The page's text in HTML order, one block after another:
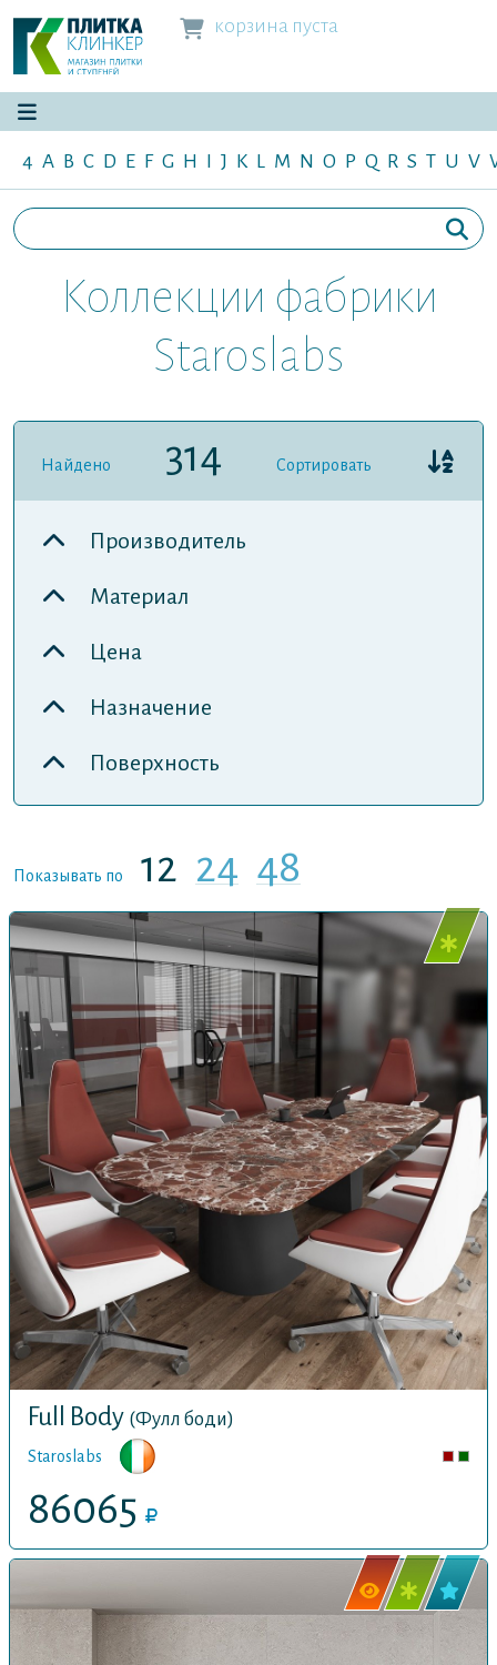
корзина пуста
4 A B C D E F G H I J K L M N O P Q R S T U V
Коллекции фабрики
Staroslabs
Найдено 314 Сортировать
Производитель
Материал
Цена
Назначение
Поверхность
Показывать по 12 24 48
Full Body (Фулл боди)
Staroslabs
86065